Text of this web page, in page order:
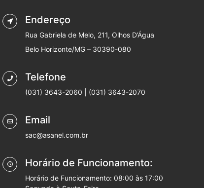
Endereço
Rua Gabriela de Melo, 211, Olhos D’Água
Belo Horizonte/MG – 30390-080
Telefone
(031) 3643-2060 | (031) 3643-2070
Email
sac@asanel.com.br
Horário de Funcionamento:
Horário de Funcionamento: 08:00 às 17:00